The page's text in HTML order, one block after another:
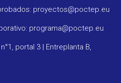
proyectos@poctep.eu
programa@poctep.eu
portal 3 | Entreplanta B,